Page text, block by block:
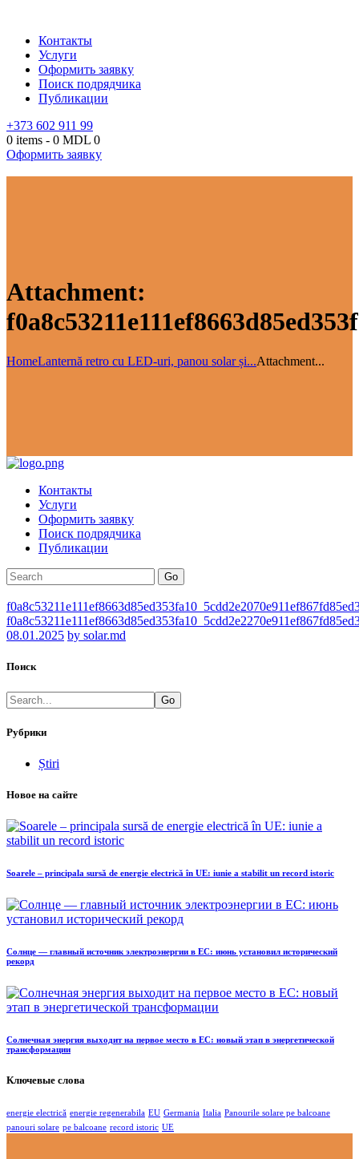
Контакты
Услуги
Оформить заявку
Поиск подрядчика
Публикации
+373 602 911 99
0 items - 0 MDL 0
Оформить заявку
Attachment:
HomeLanternă retro cu LED-uri, panou solar și...Attachment...
Контакты
Услуги
Оформить заявку
Поиск подрядчика
Публикации
Go
08.01.2025 by solar.md
Поиск
Go
Рубрики
Știri
Новое на сайте
Soarele – principala sursă de energie electrică în UE: iunie a stabilit un record istoric
Солнце — главный источник электроэнергии в ЕС: июнь установил исторический
рекорд
Солнечная энергия выходит на первое место в ЕС: новый этап в энергетической
трансформации
Ключевые слова
energie electrică energie regenerabila EU Germania Italia Panourile solare pe balcoane
panouri solare pe balcoane record istoric UE